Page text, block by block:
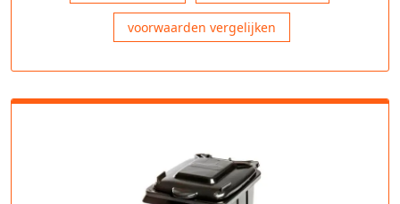
voorwaarden vergelijken